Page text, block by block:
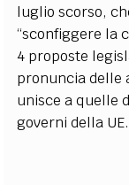
luglio scorso,
“sconfiggere la
4 proposte
pronuncia delle
unisce a quelle
governi della UE.